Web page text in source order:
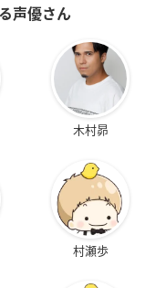
声優さん
木村昴
村瀬歩